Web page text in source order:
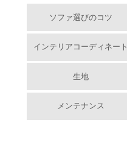
ソファ選びのコツ
インテリアコーディネート
生地
メンテナンス